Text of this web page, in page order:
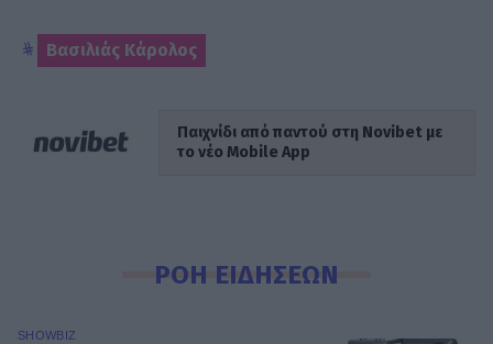
Βασιλιάς Κάρολος
Παιχνίδι από παντού στη Novibet με
το νέο Mobile App
ΡΟΗ ΕΙΔΗΣΕΩΝ
SHOWBIZ